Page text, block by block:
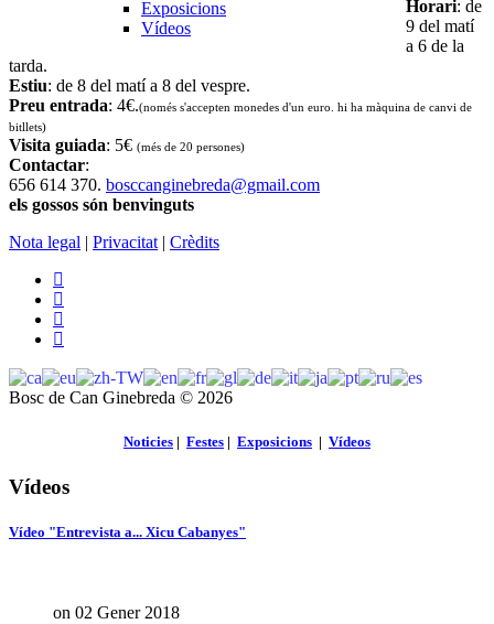
Exposicions
Vídeos
Horari: de
9 del matí
a 6 de la
tarda.
Estiu: de 8 del matí a 8 del vespre.
Preu entrada: 4€.(només s'accepten monedes d'un euro. hi ha màquina de canvi de
bitllets)
Visita guiada: 5€ (més de 20 persones)
Contactar:
656 614 370. bosccanginebreda@gmail.com
els gossos són benvinguts
Nota legal | Privacitat | Crèdits
Bosc de Can Ginebreda © 2026
Noticies | Festes | Exposicions | Vídeos
Vídeos
Vídeo "Entrevista a... Xicu Cabanyes"
on 02 Gener 2018